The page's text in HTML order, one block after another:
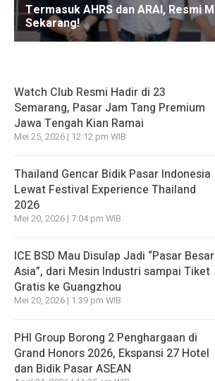
Watch Club Resmi Hadir di 23
Semarang, Pasar Jam Tang Premium
Jawa Tengah Kian Ramai
Mei 25, 2026 | 12:12 pm WIB
Thailand Gencar Bidik Pasar Indonesia
Lewat Festival Experience Thailand
2026
Mei 20, 2026 | 7:04 pm WIB
ICE BSD Mau Disulap Jadi “Pasar Besar
Asia”, dari Mesin Industri sampai Tiket
Gratis ke Guangzhou
Mei 20, 2026 | 1:39 pm WIB
PHI Group Borong 2 Penghargaan di
Grand Honors 2026, Ekspansi 27 Hotel
dan Bidik Pasar ASEAN